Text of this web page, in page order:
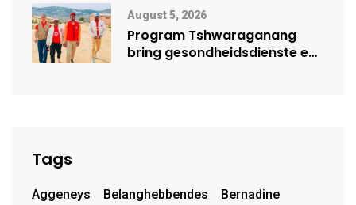
Mensehandel
August 5, 2026
Program Tshwaraganang
bring gesondheidsdienste en
Tags
Aggeneys Belanghebbendes
Bernadine